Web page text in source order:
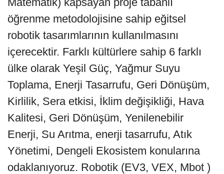
öğrenme metodolojisine sahip eğitsel
robotik tasarımlarının kullanılmasını
içerecektir. Farklı kültürlere sahip 6 farklı
ülke olarak Yeşil Güç, Yağmur Suyu
Toplama, Enerji Tasarrufu, Geri Dönüşüm,
Kirlilik, Sera etkisi, İklim değişikliği, Hava
Kalitesi, Geri Dönüşüm, Yenilenebilir
Enerji, Su Arıtma, enerji tasarrufu, Atık
Yönetimi, Dengeli Ekosistem konularına
odaklanıyoruz. Robotik (EV3, VEX, Mbot )